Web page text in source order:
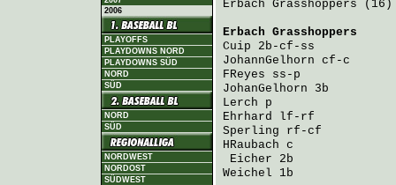
2006
PLAYOFFS
PLAYDOWNS NORD
PLAYDOWNS SÜD
NORD
SÜD
NORD
SÜD
NORDWEST
NORDOST
SÜDWEST
Erbach Grasshoppers
Erbach Grasshoppers
Cuip 2b-cf-ss
JohannGelhorn cf-c
FReyes ss-p
JohanGelhorn 3b
Lerch p
Ehrhard lf-rf
Sperling rf-cf
HRaubach c
Eicher 2b
Weichel 1b